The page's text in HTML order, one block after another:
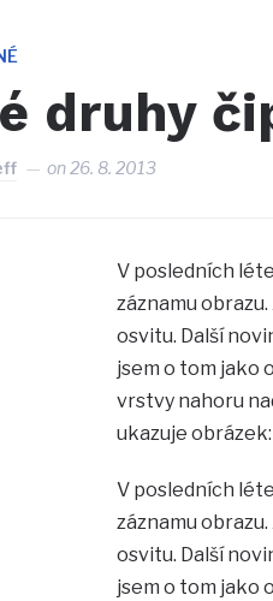
druhy
on26. 8. 2013
V posledních
záznamu
osvitu. Další
jsem o tom jako
vrstvy nahoru
ukazuje obrázek:
V posledních
záznamu
osvitu. Další
jsem o tom jako